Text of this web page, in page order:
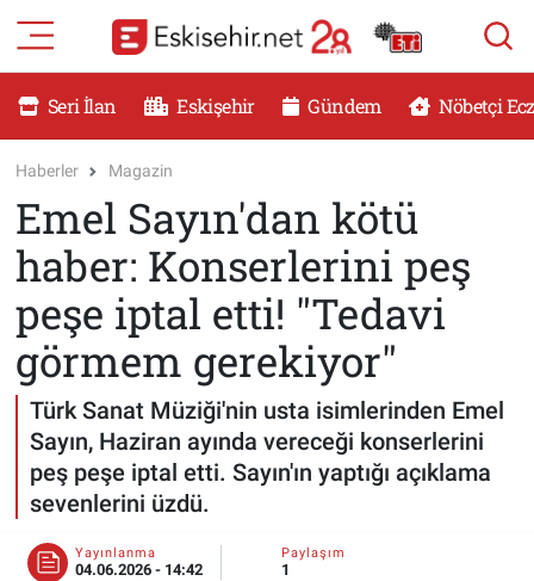
Seri İlan Eskişehir Gündem Nöbetçi
Haberler Magazin
Emel Sayın'dan kötü
haber: Konserlerini peş
peşe iptal etti! "Tedavi
görmem gerekiyor"
Türk Sanat Müziği'nin usta isimlerinden Emel
Sayın, Haziran ayında vereceği konserlerini
peş peşe iptal etti. Sayın'ın yaptığı açıklama
sevenlerini üzdü.
Yayınlanma
04.06.2026 - 14:42
Paylaşım
1
RESMİ İLANLAR
DÜNYA
SAĞLIK
MAGAZİN
KADIN
TEKNOLOJİ
YEMEK
Eskişehir Nöbetçi Eczaneler
Eskişehir Namaz Vakitleri
Eskişehir Trafik Yoğunluk Haritası
Süper Lig Puan Durumu ve Fikstür
Tüm Manşetler
Son Dakika Haberleri
Haber Arşivi